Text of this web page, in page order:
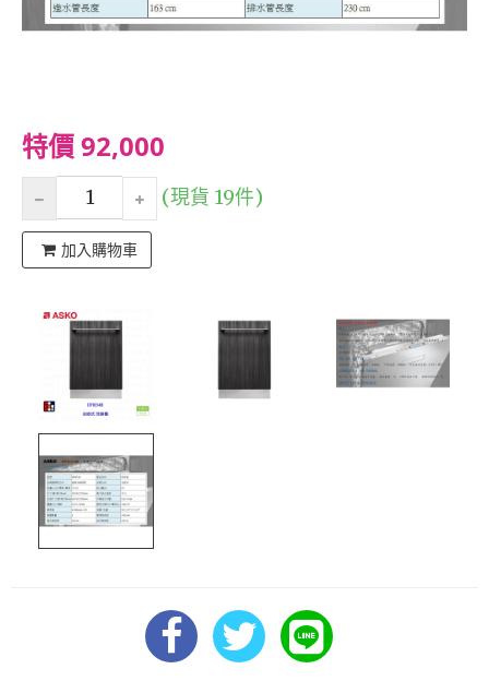
特價 92,000
(現貨 19件)
加入購物車